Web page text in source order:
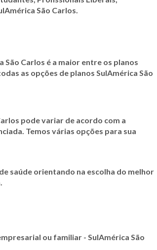
São Carlos.
São Carlos é a maior entre os planos
as opções de planos SulAmérica São
pode variar de acordo com a
Temos várias opções para sua
saúde orientando na escolha do melhor
ou familiar - SulAmérica São